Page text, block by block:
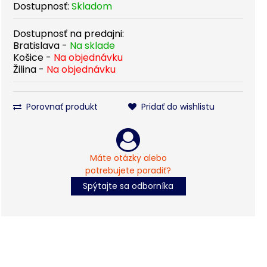
Dostupnosť: Skladom
Dostupnosť na predajni:
Bratislava - Na sklade
Košice - Na objednávku
Žilina - Na objednávku
Porovnať produkt Pridať do wishlistu
Máte otázky alebo
potrebujete poradiť?
Spýtajte sa odborníka